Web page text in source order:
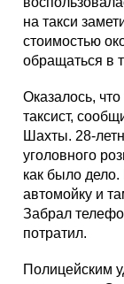
на такси
стоимостью
обращаться в
Оказалось,
таксист,
Шахты. 28-
уголовного
как было
автомойку и
Забрал
потратил.
Полицейским